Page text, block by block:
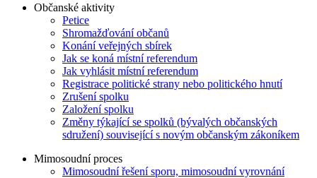
Občanské aktivity
Petice
Shromažďování občanů
Konání veřejných sbírek
Jak se koná místní referendum
Jak vyhlásit místní referendum
Registrace politické strany nebo politického hnutí
Zrušení spolku
Založení spolku
Změny týkající se spolků (bývalých občanských
sdružení) související s novým občanským zákoníkem
Mimosoudní proces
Mimosoudní řešení sporu, mimosoudní vyrovnání